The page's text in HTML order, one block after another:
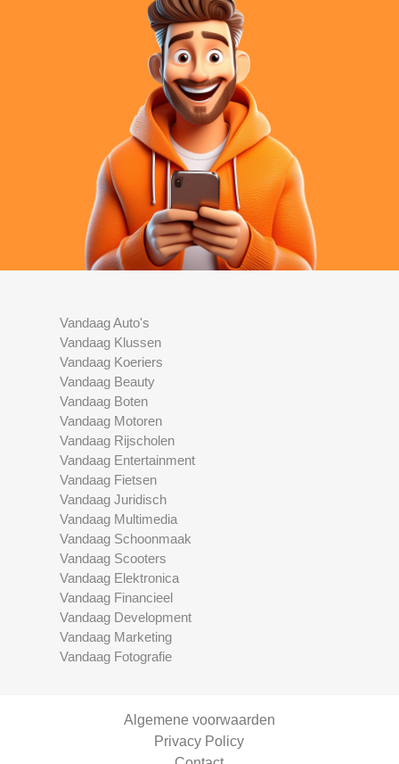
Vandaag Auto's
Vandaag Klussen
Vandaag Koeriers
Vandaag Beauty
Vandaag Boten
Vandaag Motoren
Vandaag Rijscholen
Vandaag Entertainment
Vandaag Fietsen
Vandaag Juridisch
Vandaag Multimedia
Vandaag Schoonmaak
Vandaag Scooters
Vandaag Elektronica
Vandaag Financieel
Vandaag Development
Vandaag Marketing
Vandaag Fotografie
Algemene voorwaarden
Privacy Policy